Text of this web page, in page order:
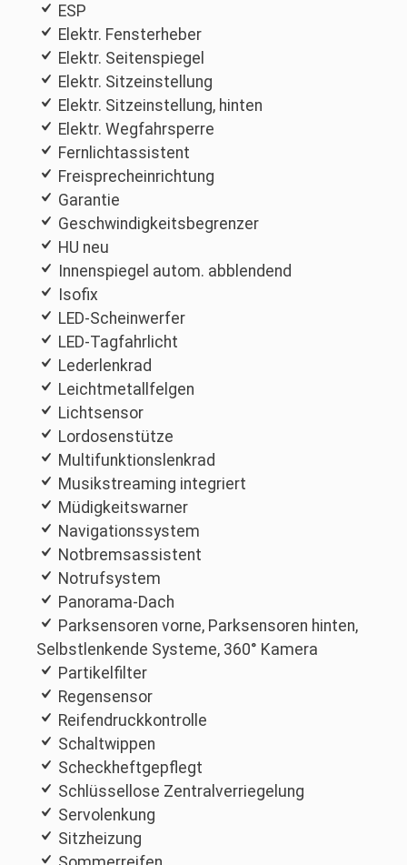
ESP
Elektr. Fensterheber
Elektr. Seitenspiegel
Elektr. Sitzeinstellung
Elektr. Sitzeinstellung, hinten
Elektr. Wegfahrsperre
Fernlichtassistent
Freisprecheinrichtung
Garantie
Geschwindigkeitsbegrenzer
HU neu
Innenspiegel autom. abblendend
Isofix
LED-Scheinwerfer
LED-Tagfahrlicht
Lederlenkrad
Leichtmetallfelgen
Lichtsensor
Lordosenstütze
Multifunktionslenkrad
Musikstreaming integriert
Müdigkeitswarner
Navigationssystem
Notbremsassistent
Notrufsystem
Panorama-Dach
Parksensoren vorne, Parksensoren hinten,
Selbstlenkende Systeme, 360° Kamera
Partikelfilter
Regensensor
Reifendruckkontrolle
Schaltwippen
Scheckheftgepflegt
Schlüssellose Zentralverriegelung
Servolenkung
Sitzheizung